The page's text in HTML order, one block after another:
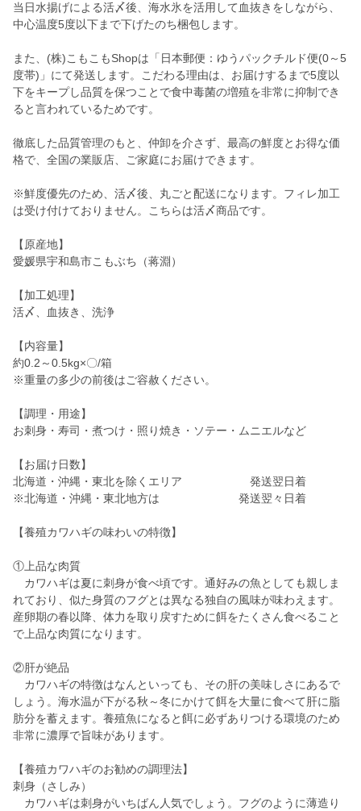
当日水揚げによる活〆後、海水氷を活用して血抜きをしながら、
中心温度5度以下まで下げたのち梱包します。
また、(株)こもこもShopは「日本郵便：ゆうパックチルド便(0～5
度帯)」にて発送します。こだわる理由は、お届けするまで5度以
下をキープし品質を保つことで食中毒菌の増殖を非常に抑制でき
ると言われているためです。
徹底した品質管理のもと、仲卸を介さず、最高の鮮度とお得な価
格で、全国の業販店、ご家庭にお届けできます。
※鮮度優先のため、活〆後、丸ごと配送になります。フィレ加工
は受け付けておりません。こちらは活〆商品です。
【原産地】
愛媛県宇和島市こもぶち（蒋淵）
【加工処理】
活〆、血抜き、洗浄
【内容量】
約0.2～0.5kg×〇/箱
※重量の多少の前後はご容赦ください。
【調理・用途】
お刺身・寿司・煮つけ・照り焼き・ソテー・ムニエルなど
【お届け日数】
北海道・沖縄・東北を除くエリア 発送翌日着
※北海道・沖縄・東北地方は 発送翌々日着
【養殖カワハギの味わいの特徴】
①上品な肉質
カワハギは夏に刺身が食べ頃です。通好みの魚としても親しま
れており、似た身質のフグとは異なる独自の風味が味わえます。
産卵期の春以降、体力を取り戻すために餌をたくさん食べること
で上品な肉質になります。
②肝が絶品
カワハギの特徴はなんといっても、その肝の美味しさにあるで
しょう。海水温が下がる秋～冬にかけて餌を大量に食べて肝に脂
肪分を蓄えます。養殖魚になると餌に必ずありつける環境のため
非常に濃厚で旨味があります。
【養殖カワハギのお勧めの調理法】
刺身（さしみ）
カワハギは刺身がいちばん人気でしょう。フグのように薄造り